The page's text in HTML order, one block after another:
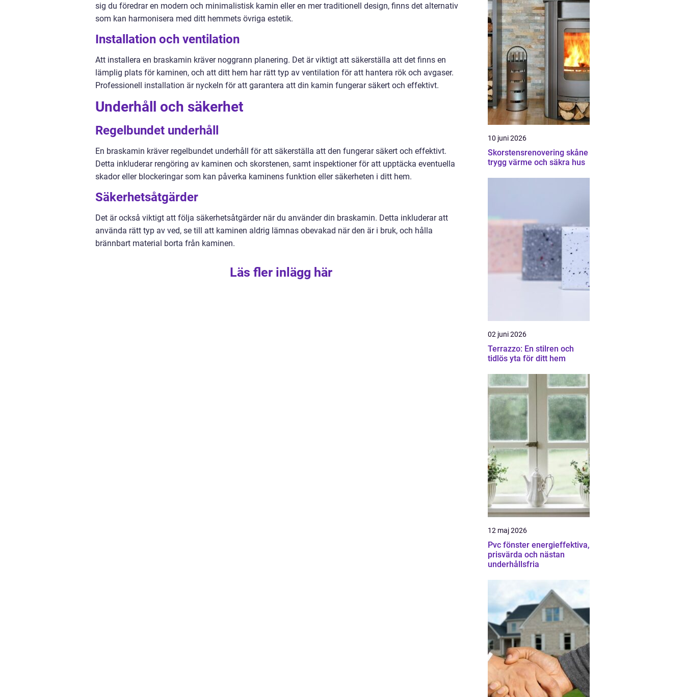
sig du föredrar en modern och minimalistisk kamin eller en mer traditionell design, finns det alternativ
som kan harmonisera med ditt hemmets övriga estetik.
Installation och ventilation
Att installera en braskamin kräver noggrann planering. Det är viktigt att säkerställa att det finns en
lämplig plats för kaminen, och att ditt hem har rätt typ av ventilation för att hantera rök och avgaser.
Professionell installation är nyckeln för att garantera att din kamin fungerar säkert och effektivt.
Underhåll och säkerhet
Regelbundet underhåll
En braskamin kräver regelbundet underhåll för att säkerställa att den fungerar säkert och effektivt.
Detta inkluderar rengöring av kaminen och skorstenen, samt inspektioner för att upptäcka eventuella
skador eller blockeringar som kan påverka kaminens funktion eller säkerheten i ditt hem.
Säkerhetsåtgärder
Det är också viktigt att följa säkerhetsåtgärder när du använder din braskamin. Detta inkluderar att
använda rätt typ av ved, se till att kaminen aldrig lämnas obevakad när den är i bruk, och hålla
brännbart material borta från kaminen.
Läs fler inlägg här
10 juni 2026
Skorstensrenovering skåne
trygg värme och säkra hus
02 juni 2026
Terrazzo: En stilren och
tidlös yta för ditt hem
12 maj 2026
Pvc fönster energieffektiva,
prisvärda och nästan
underhållsfria